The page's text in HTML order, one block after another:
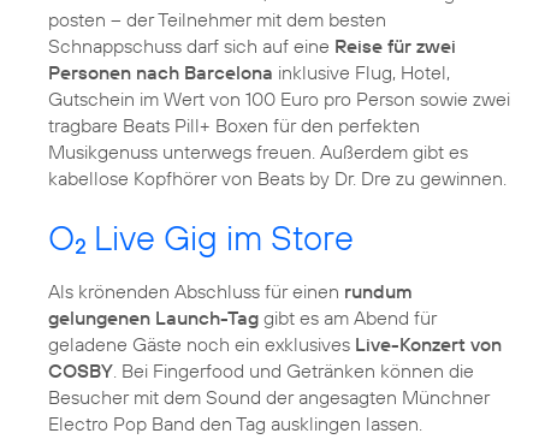
posten – der Teilnehmer mit dem besten
Schnappschuss darf sich auf eine Reise für zwei
Personen nach Barcelona inklusive Flug, Hotel,
Gutschein im Wert von 100 Euro pro Person sowie zwei
tragbare Beats Pill+ Boxen für den perfekten
Musikgenuss unterwegs freuen. Außerdem gibt es
kabellose Kopfhörer von Beats by Dr. Dre zu gewinnen.
O2 Live Gig im Store
Als krönenden Abschluss für einen rundum
gelungenen Launch-Tag gibt es am Abend für
geladene Gäste noch ein exklusives Live-Konzert von
COSBY . Bei Fingerfood und Getränken können die
Besucher mit dem Sound der angesagten Münchner
Electro Pop Band den Tag ausklingen lassen.